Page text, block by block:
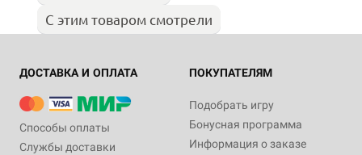
С этим товаром смотрели
ДОСТАВКА И ОПЛАТА
Способы оплаты
Службы доставки
ПОКУПАТЕЛЯМ
Подобрать игру
Бонусная программа
Информация о заказе